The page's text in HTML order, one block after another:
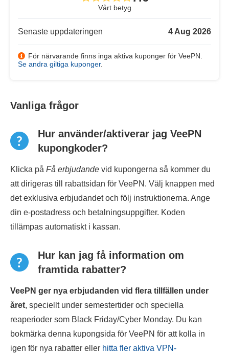
Vårt betyg
Senaste uppdateringen 4 Aug 2026
För närvarande finns inga aktiva kuponger för VeePN.
Se andra giltiga kuponger.
Vanliga frågor
Hur använder/aktiverar jag VeePN
kupongkoder?
Klicka på Få erbjudande vid kupongerna så kommer du
att dirigeras till rabattsidan för VeePN. Välj knappen med
det exklusiva erbjudandet och följ instruktionerna. Ange
din e-postadress och betalningsuppgifter. Koden
tillämpas automatiskt i kassan.
Hur kan jag få information om
framtida rabatter?
VeePN ger nya erbjudanden vid flera tillfällen under
året, speciellt under semestertider och speciella
reaperioder som Black Friday/Cyber Monday. Du kan
bokmärka denna kupongsida för VeePN för att kolla in
igen för nya rabatter eller hitta fler aktiva VPN-